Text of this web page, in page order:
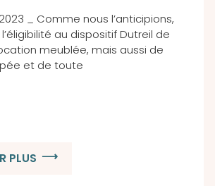
_ Comme nous l’anticipions,
au dispositif Dutreil de
meublée, mais aussi de
et de toute
PLUS